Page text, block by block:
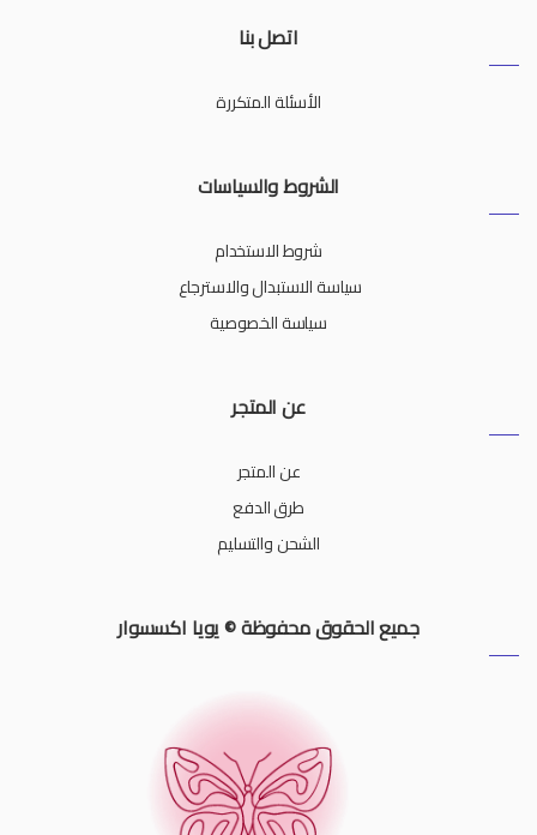
اتصل بنا
الأسئلة المتكررة
الشروط والسياسات
شروط الاستخدام
سياسة الاستبدال والاسترجاع
سياسة الخصوصية
عن المتجر
عن المتجر
طرق الدفع
الشحن والتسليم
جميع الحقوق محفوظة © يويا اكسسوار